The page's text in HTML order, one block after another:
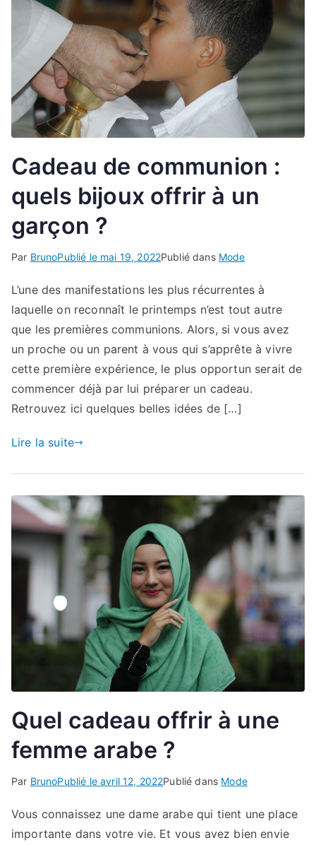
Cadeau de communion :
quels bijoux offrir à un
garçon ?
Par BrunoPublié le mai 19, 2022Publié dans Mode
L’une des manifestations les plus récurrentes à
laquelle on reconnaît le printemps n’est tout autre
que les premières communions. Alors, si vous avez
un proche ou un parent à vous qui s’apprête à vivre
cette première expérience, le plus opportun serait de
commencer déjà par lui préparer un cadeau.
Retrouvez ici quelques belles idées de […]
Lire la suite
Quel cadeau offrir à une
femme arabe ?
Par BrunoPublié leavril 12, 2022Publié dans Mode
Vous connaissez une dame arabe qui tient une place
importante dans votre vie. Et vous avez bien envie